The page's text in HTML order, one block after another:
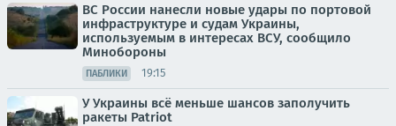
ВС России нанесли новые удары по портовой
инфраструктуре и судам Украины,
используемым в интересах ВСУ, сообщило
Минобороны
ПАБЛИКИ 19:15
У Украины всё меньше шансов заполучить
ракеты Patriot